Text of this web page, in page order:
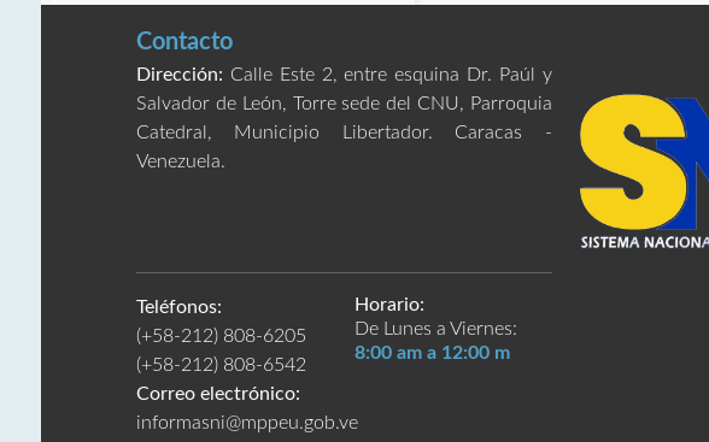
Contacto
Dirección: Calle Este 2, entre esquina Dr. Paúl y
Salvador de León, Torre sede del CNU, Parroquia
Catedral, Municipio Libertador. Caracas -
Venezuela.
Teléfonos:
(+58-212) 808-6205
(+58-212) 808-6542
Correo electrónico:
informasni@mppeu.gob.ve
Horario:
De Lunes a Viernes:
8:00 am a 12:00 m